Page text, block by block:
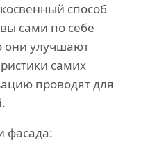
способ
сами по себе
они улучшают
самих
проводят для
фасада: